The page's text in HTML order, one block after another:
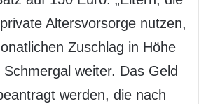
Altersvorsorge nutzen,
Zuschlag in Höhe
weiter. Das Geld
werden, die nach